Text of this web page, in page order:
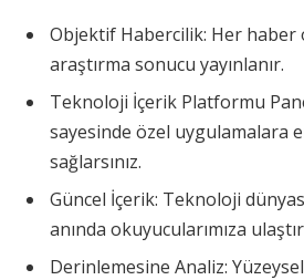
Objektif Habercilik: Her haber
araştırma sonucu yayınlanır.
Teknoloji İçerik Platformu
sayesinde özel uygulamalara
sağlarsınız.
Güncel İçerik: Teknoloji
anında okuyucularımıza
Derinlemesine Analiz: